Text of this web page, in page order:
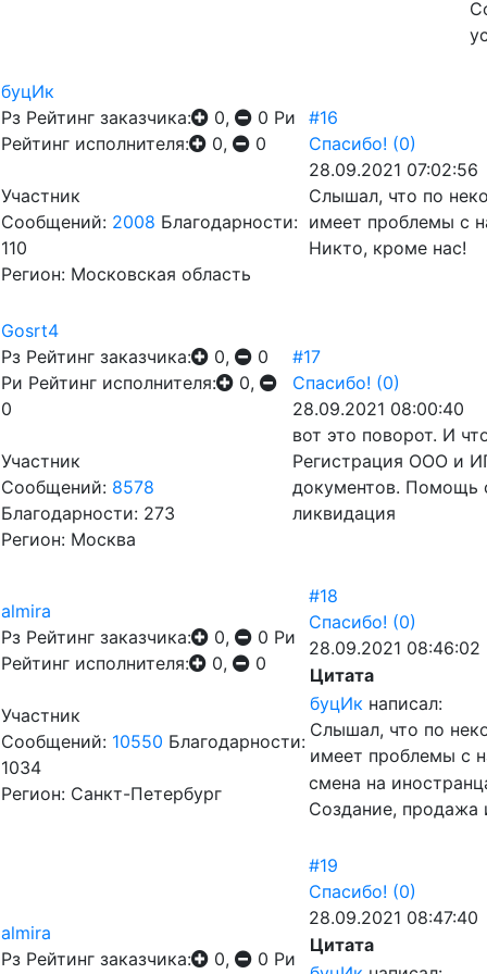
буцИк
Рз Рейтинг заказчика: 0, 0 Ри
Рейтинг исполнителя:
0, 0
Участник
Сообщений: 2008 Благодарности:
110
Регион: Московская область
#16
Спасибо! (0)
28.09.2021 07:02:56
Слышал, что по
имеет проблемы с
Никто, кроме нас!
Gosrt4
Рз Рейтинг заказчика: 0,
0
Ри Рейтинг исполнителя:
0,
0
Участник
Сообщений: 8578
Благодарности: 273
Регион: Москва
#17
Спасибо! (0)
28.09.2021 08:00:40
вот это поворот. И
Регистрация ООО и
документов. Помощь
ликвидация
almira
Рз Рейтинг заказчика: 0, 0 Ри
Рейтинг исполнителя:
0, 0
Участник
Сообщений: 10550 Благодарности:
1034
Регион: Санкт-Петербург
#18
Спасибо! (0)
28.09.2021 08:46:02
Цитата
буцИк написал:
Слышал, что по
имеет проблемы с
смена на
Создание, продажа
almira
Рз Рейтинг заказчика: 0, 0 Ри
#19
Спасибо! (0)
28.09.2021 08:47:40
Цитата